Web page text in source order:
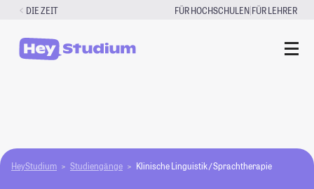
Zum
springen
DIE ZEIT FÜR HOCHSCHULEN|FÜR LEHRER
HeyStudium Studiengänge Klinische Linguistik / Sprachtherapie